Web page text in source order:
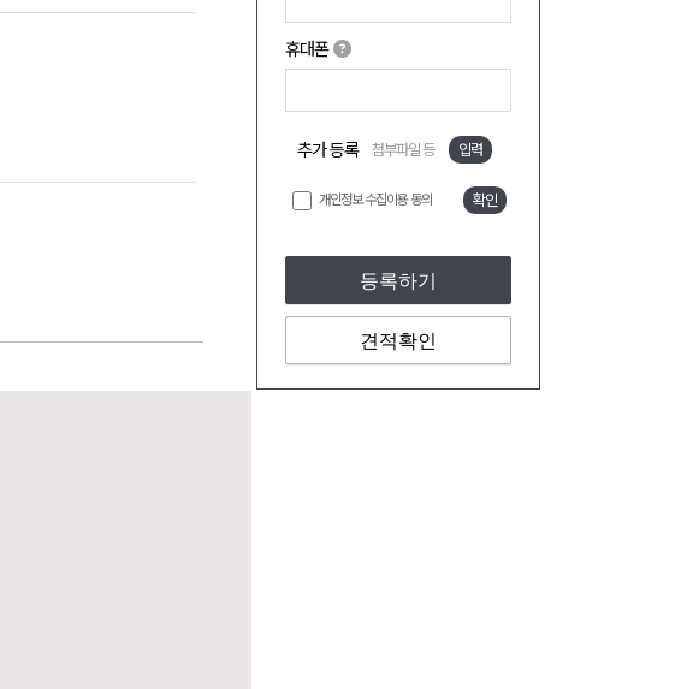
휴대폰
추가 등록 첨부파일 등 입력
개인정보 수집이용 동의 확인
등록하기
견적확인